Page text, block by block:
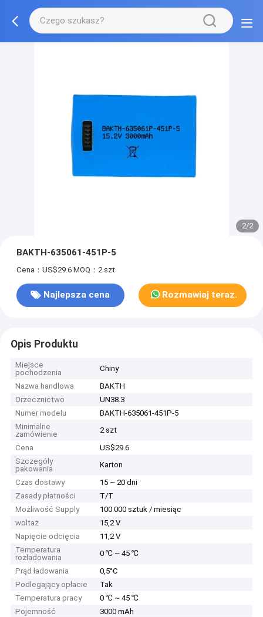
2/2
BAKTH-635061-451P-5
Cena：US$29.6 MOQ：2 szt
Najlepsza cena Rozmawiaj teraz.
Opis Produktu
Miejsce
pochodzenia
Chiny
Nazwa handlowa
BAKTH
Orzecznictwo
UN38.3
Numer modelu
BAKTH-635061-451P-5
Minimalne
zamówienie
2 szt
Cena
US$29.6
Szczegóły
pakowania
Karton
Czas dostawy
15 ~ 20 dni
Zasady płatności
T/T
Możliwość Supply
100 000 sztuk / miesiąc
woltaż
15,2 V
Napięcie odcięcia
11,2 V
Temperatura
rozładowania
0 ℃ ~ 45 ℃
Prąd ładowania
0,5°C
Podlegający opłacie
Tak
Temperatura pracy
0 ℃ ~ 45 ℃
Pojemność
3000 mAh